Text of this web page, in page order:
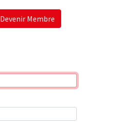
Devenir Membre